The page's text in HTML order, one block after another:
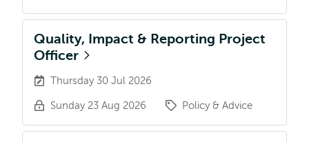
Quality, Impact & Reporting Project
Officer
Thursday 30 Jul 2026
Sunday 23 Aug 2026 Policy & Advice